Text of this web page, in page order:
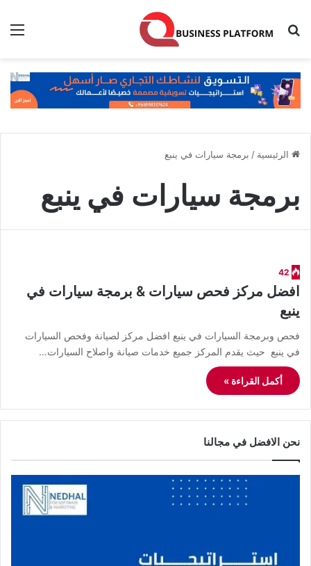
بحث عن
الرئيسية / برمجة سيارات في ينبع
برمجة سيارات في ينبع
42
افضل مركز فحص سيارات & برمجة سيارات في
ينبع
فحص وبرمجة السيارات في ينبع افضل مركز لصيانة وفحص السيارات
في ينبع حيث يقدم المركز جميع خدمات صيانة واصلاح السيارات…
أكمل القراءة »
نحن الافضل في مجالنا